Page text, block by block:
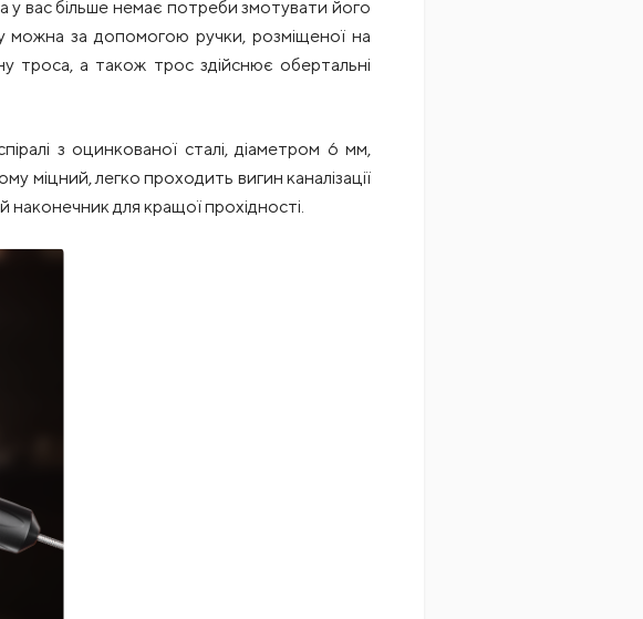
у вас більше немає потреби змотувати його
можна за допомогою ручки, розміщеної на
троса, а також трос здійснює обертальні
з оцинкованої сталі, діаметром 6 мм,
міцний, легко проходить вигин каналізації
для кращої прохідності.